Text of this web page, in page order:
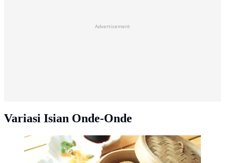
Advertisement
Variasi Isian Onde-Onde